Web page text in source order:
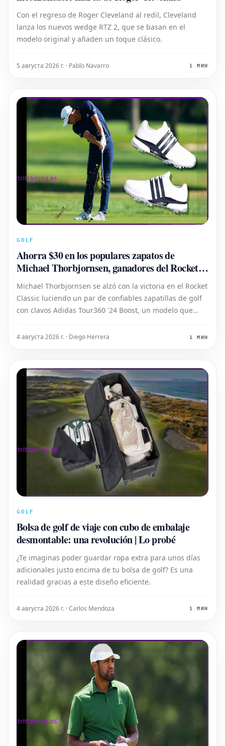
Con el regreso de Roger Cleveland al redil, Cleveland
lanza los nuevos wedge RTZ 2, que se basan en el
modelo original y añaden un toque clásico.
5 августа 2026 г. · Pablo Navarro 1 МИН
GOLF
Ahorra $30 en los populares zapatos de
Michael Thorbjornsen, ganadores del Rocket
Classic
Michael Thorbjornsen se alzó con la victoria en el Rocket
Classic luciendo un par de confiables zapatillas de golf
con clavos Adidas Tour360 '24 Boost, un modelo que
4 августа 2026 г. · Diego Herrera 1 МИН
GOLF
Bolsa de golf de viaje con cubo de embalaje
desmontable: una revolución | Lo probé
¿Te imaginas poder guardar ropa extra para unos días
adicionales justo encima de tu bolsa de golf? Es una
realidad gracias a este diseño eficiente.
4 августа 2026 г. · Carlos Mendoza 1 МИН